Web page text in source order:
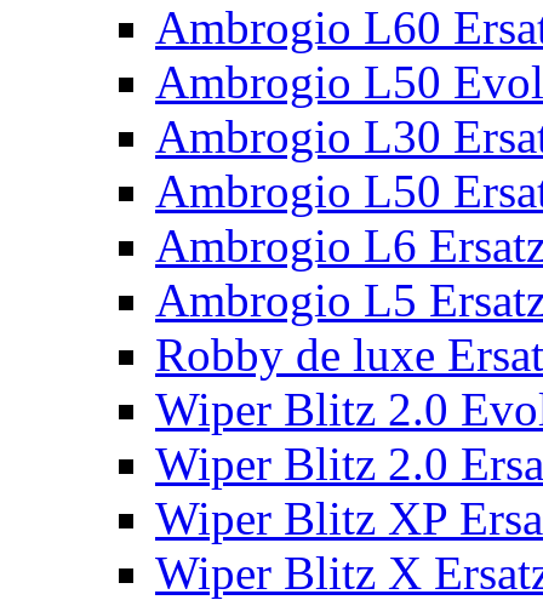
Ambrogio L60
Ambrogio L50
Ambrogio L30
Ambrogio L50
Ambrogio L6
Ambrogio L5
Robby de luxe
Wiper Blitz 2.0
Wiper Blitz 2.0
Wiper Blitz XP
Wiper Blitz X